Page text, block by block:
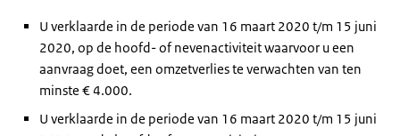
U verklaarde in de periode van 16 maart 2020 t/m 15 juni
2020, op de hoofd- of nevenactiviteit waarvoor u een
aanvraag doet, een omzetverlies te verwachten van ten
minste € 4.000.
U verklaarde in de periode van 16 maart 2020 t/m 15 juni